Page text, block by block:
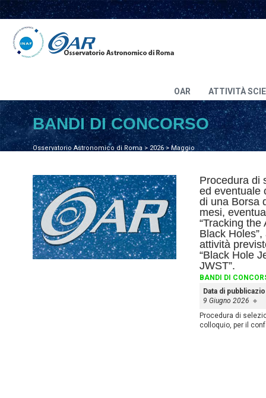
OAR ATTIVITÀ
Osservatorio Astronomico di Roma>2026>Maggio
BANDI DI CONCORSO
Procedura di
ed eventuale
di una Borsa
mesi,
“Tracking
Black
attività
“Black Hole
JWST”.
BANDI DI
Data di
9 Giugno 2026
Procedura di
colloquio, per il